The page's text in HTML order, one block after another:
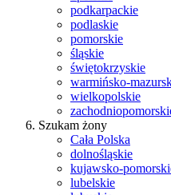
podkarpackie
podlaskie
pomorskie
śląskie
świętokrzyskie
warmińsko-
wielkopolskie
Szukam żony
Cała Polska
dolnośląskie
kujawsko-
lubelskie